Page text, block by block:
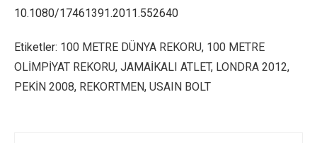
10.1080/17461391.2011.552640
Etiketler: 100 METRE DÜNYA REKORU, 100 METRE
OLİMPİYAT REKORU, JAMAİKALI ATLET, LONDRA 2012,
PEKİN 2008, REKORTMEN, USAIN BOLT